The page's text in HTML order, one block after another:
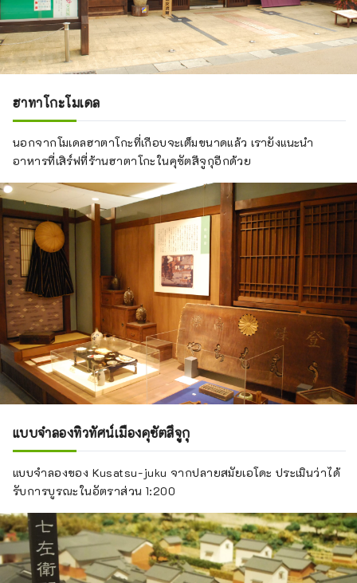
ฮาทาโกะโมเดล
นอกจากโมเดลฮาตาโกะที่เกือบจะเต็มขนาดแล้ว เรายังแนะนำ
อาหารที่เสิร์ฟที่ร้านฮาตาโกะในคุซัตสึจูกุอีกด้วย
แบบจำลองทิวทัศน์เมืองคุซัตสึจูกุ
แบบจำลองของ Kusatsu-juku จากปลายสมัยเอโดะ ประเมินว่าได้
รับการบูรณะในอัตราส่วน 1:200